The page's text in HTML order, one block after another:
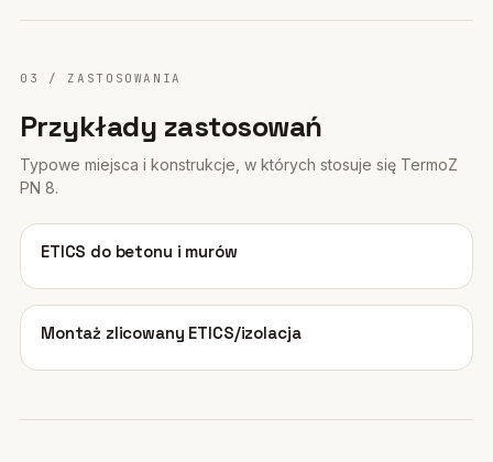
03 / ZASTOSOWANIA
Przykłady zastosowań
Typowe miejsca i konstrukcje, w których stosuje się TermoZ
PN 8.
01
ETICS do betonu i murów
02
Montaż zlicowany ETICS/izolacja